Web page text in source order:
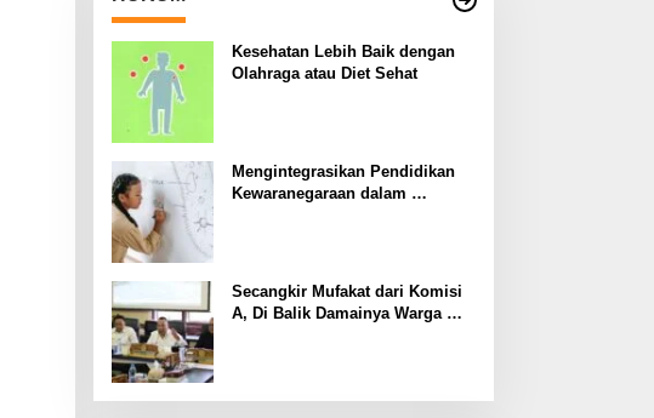
Kesehatan Lebih Baik dengan
Olahraga atau Diet Sehat
Mengintegrasikan Pendidikan
Kewaranegaraan dalam
Secangkir Mufakat dari Komisi
A, Di Balik Damainya Warga